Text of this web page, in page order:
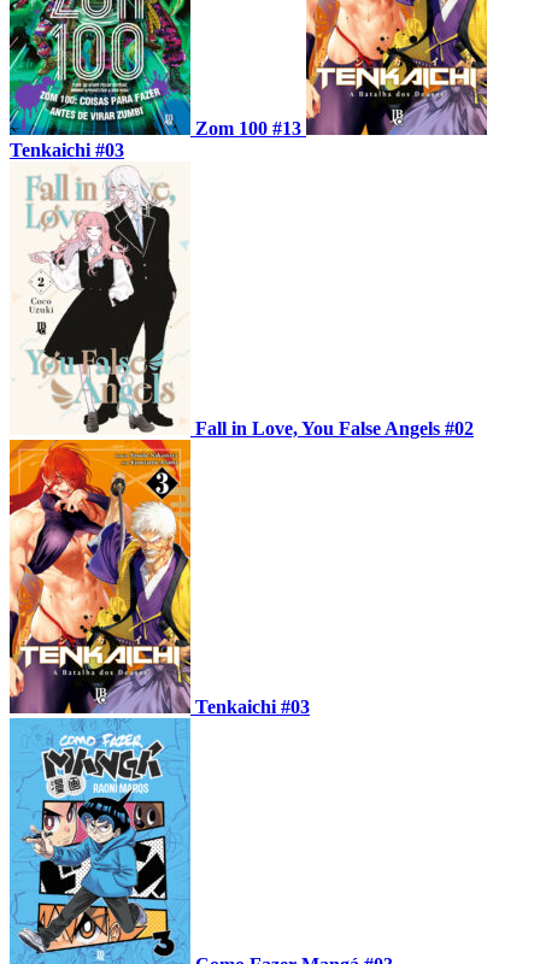
Zom 100 #13
Tenkaichi #03
Fall in Love, You False Angels #02
Tenkaichi #03